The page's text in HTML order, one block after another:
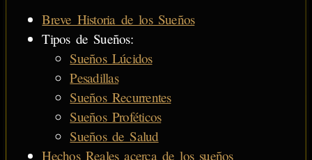
Breve Historia de los Sueños
Tipos de Sueños:
Sueños Lúcidos
Pesadillas
Sueños Recurrentes
Sueños Proféticos
Sueños de Salud
Hechos Reales acerca de los sueños